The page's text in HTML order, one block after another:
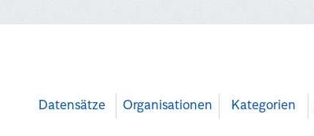
Datensätze Organisationen Kategorien